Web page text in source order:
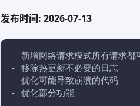
发布时间: 2026-07-13
- 新增网络请求模式所有请求都
- 移除热更新不必要的日志
- 优化可能导致崩溃的代码
- 优化部分功能